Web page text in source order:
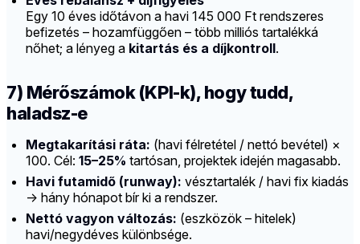
Egy 10 éves időtávon a havi 145 000 Ft rendszeres
befizetés – hozamfüggően – több milliós tartalékká
nőhet; a lényeg a kitartás és a díjkontroll.
7) Mérőszámok (KPI-k), hogy tudd,
haladsz-e
Megtakarítási ráta: (havi félretétel / nettó bevétel) ×
100. Cél: 15–25% tartósan, projektek idején magasabb.
Havi futamidő (runway): vésztartalék / havi fix kiadás
→ hány hónapot bír ki a rendszer.
Nettó vagyon változás: (eszközök – hitelek)
havi/negydéves különbsége.